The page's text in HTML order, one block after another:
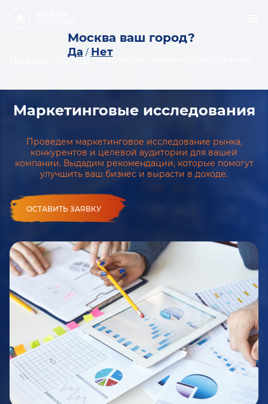
Москва ваш город?
Да / Нет
услуги /маркетинговые исследования
Маркетинговые исследования
Проведем маркетинговое исследование рынка,
конкурентов и целевой аудитории для вашей
компании. Выдадим рекомендации, которые помогут
улучшить ваш бизнес и вырасти в доходе.
ОСТАВИТЬ ЗАЯВКУ